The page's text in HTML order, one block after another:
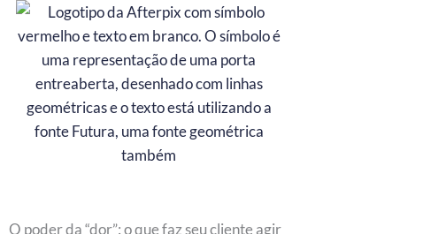
para
conteúdo
O poder da “dor”: o que faz seu cliente agir